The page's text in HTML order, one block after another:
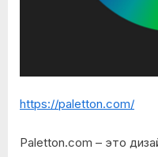
https://paletton.com/
Paletton.com – это